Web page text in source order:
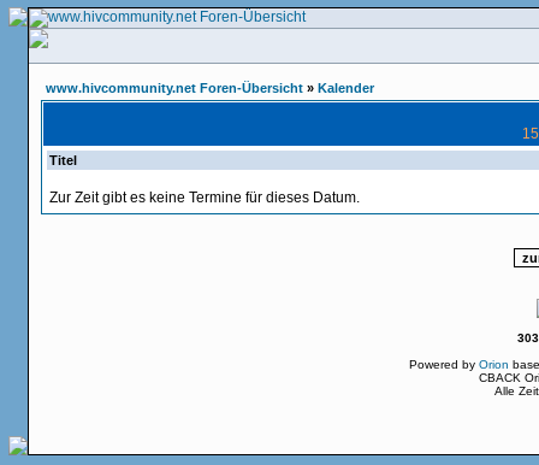
www.hivcommunity.net Foren-Übersicht » Kalender
15
Titel
Zur Zeit gibt es keine Termine für dieses Datum.
Powered by Orion
CBACK
Alle